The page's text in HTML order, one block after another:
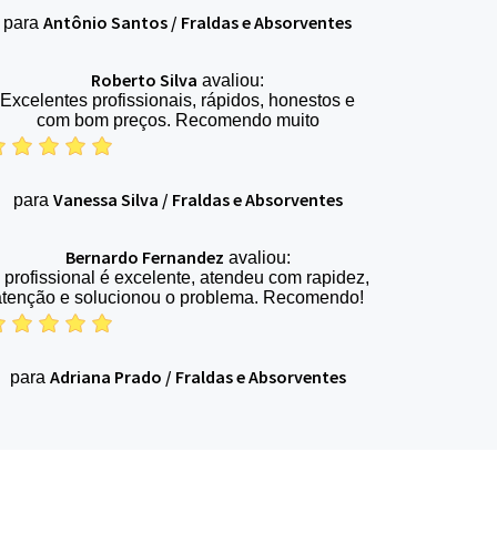
para Antônio Santos / Fraldas e Absorventes
Roberto Silva avaliou:
Excelentes profissionais, rápidos, honestos e
com bom preços. Recomendo muito
para Vanessa Silva / Fraldas e Absorventes
Bernardo Fernandez avaliou:
profissional é excelente, atendeu com rapidez,
e solucionou o problema. Recomendo!
para Adriana Prado / Fraldas e Absorventes